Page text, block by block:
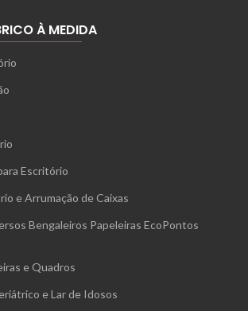
À MEDIDA
Escritório
e Arrumação de Caixas
Bengaleiros Papeleiras EcoPontos
e Quadros
e Lar de Idosos